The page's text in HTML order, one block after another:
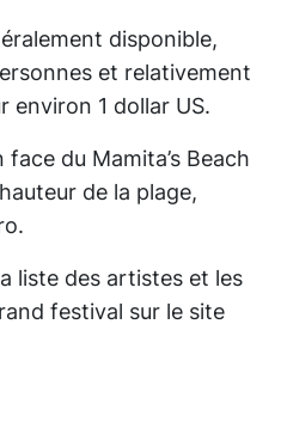
disponible,
et relativement
environ 1 dollar US.
du Mamita’s Beach
de la plage,
liste des artistes et les
festival sur le site